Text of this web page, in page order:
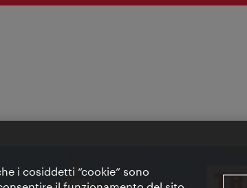
i cosiddetti “cookie” sono